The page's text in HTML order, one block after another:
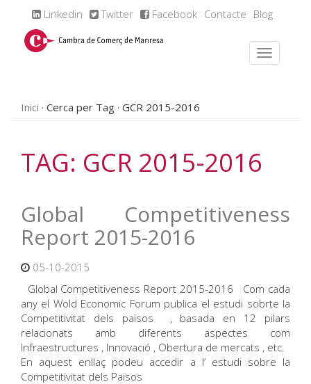
Linkedin Twitter Facebook Contacte Blog
Inici Cerca per Tag GCR 2015-2016
TAG: GCR 2015-2016
Global Competitiveness
Report 2015-2016
05-10-2015
Global Competitiveness Report 2015-2016 Com cada
any el Wold Economic Forum publica el estudi sobrte la
Competitivitat dels països , basada en 12 pilars
relacionats amb diferents aspectes com
Infraestructures , Innovació , Obertura de mercats , etc.
En aquest enllaç podeu accedir a l’ estudi sobre la
Competitivitat dels Països